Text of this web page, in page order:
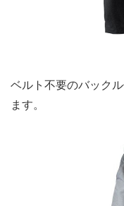
ベルト不要のバック
ます。